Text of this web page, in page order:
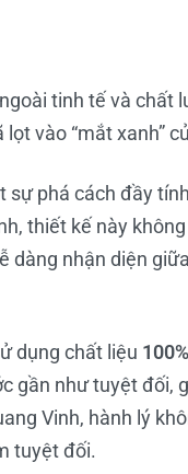
tinh tế và chất
vào “mắt xanh”
sự phá cách đầy
thiết kế này
nhận diện
dụng chất liệu
gần như tuyệt đối,
Vinh, hành lý
tuyệt đối.